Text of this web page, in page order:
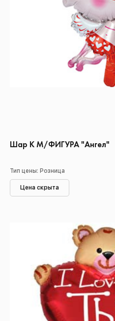
Шар К М/ФИГУРА "Ангел"
Тип цены: Розница
Цена скрыта